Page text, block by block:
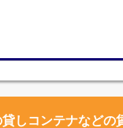
しコンテナなどの